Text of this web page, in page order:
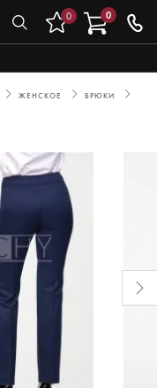
0 0
ЖЕНСКОЕ
БРЮКИ